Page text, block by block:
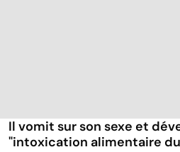
Il vomit sur son sexe et
"intoxication alimentaire